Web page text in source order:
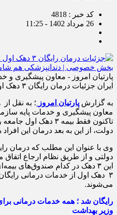
کد خبر : 4818
26 مرداد 1402 - 11:25
پارتیان امروز - معاون پیشگیری و
ایران جزئیات درمان رایگان ۳ دهک اول جامعه را تشریح کرد.
به گزارش پارتیان امروز ؛ به نقل
معاون پیشگیری و خدمات پایه
تاکنون فقط بیمه ۳
دولت، از این به بعد درمان این
دولتی و از طریق نظام ارجاع اتفاق
این ۳ دهک در کدام صندوق‌های
۳ دهک اول از خدمات درمانی
می‌شوند.
وزیر بهداشت